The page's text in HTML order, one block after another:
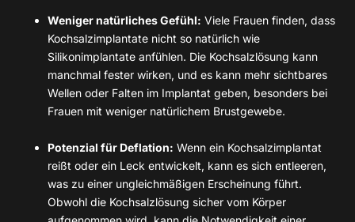
Weniger natürliches Gefühl: Viele Frauen finden, dass
Kochsalzimplantate nicht so natürlich wie
Silikonimplantate anfühlen. Die Kochsalzlösung kann
manchmal fester wirken, und es kann mehr sichtbares
Wellen oder Falten im Implantat geben, besonders bei
Frauen mit weniger natürlichem Brustgewebe.
Potenzial für Deflation: Wenn ein Kochsalzimplantat
reißt oder ein Leck entwickelt, kann es sich entleeren,
was zu einer ungleichmäßigen Erscheinung führt.
Obwohl die Kochsalzlösung sicher vom Körper